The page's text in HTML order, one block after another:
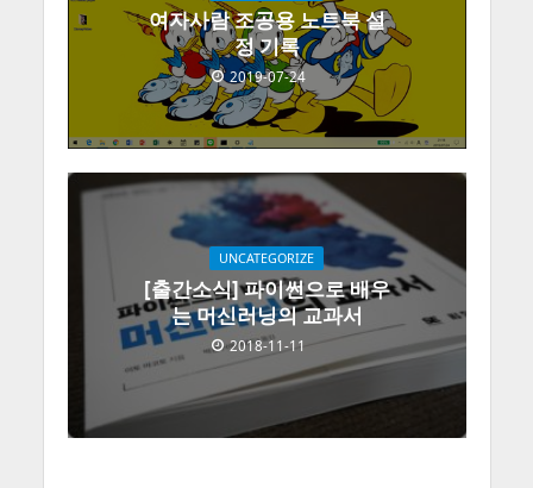
여자사람 조공용 노트북 설
정 기록
2019-07-24
UNCATEGORIZE
[출간소식] 파이썬으로 배우
는 머신러닝의 교과서
2018-11-11